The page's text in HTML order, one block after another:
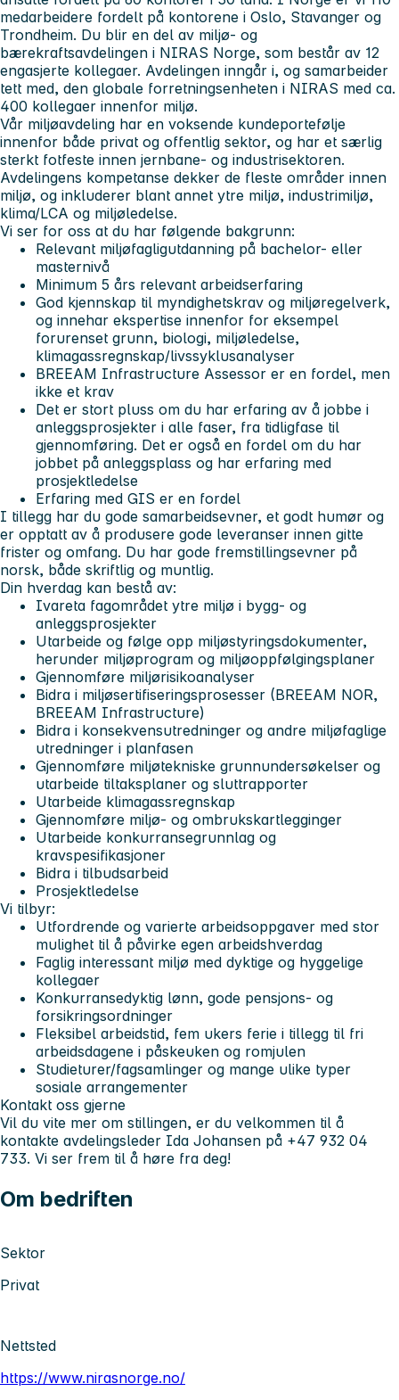
medarbeidere fordelt på kontorene i Oslo, Stavanger og
Trondheim. Du blir en del av miljø- og
bærekraftsavdelingen i NIRAS Norge, som består av 12
engasjerte kollegaer. Avdelingen inngår i, og samarbeider
tett med, den globale forretningsenheten i NIRAS med ca.
400 kollegaer innenfor miljø.
Vår miljøavdeling har en voksende kundeportefølje
innenfor både privat og offentlig sektor, og har et særlig
sterkt fotfeste innen jernbane- og industrisektoren.
Avdelingens kompetanse dekker de fleste områder innen
miljø, og inkluderer blant annet ytre miljø, industrimiljø,
klima/LCA og miljøledelse.
Vi ser for oss at du har følgende bakgrunn:
Relevant miljøfagligutdanning på bachelor- eller
masternivå
Minimum 5 års relevant arbeidserfaring
God kjennskap til myndighetskrav og miljøregelverk,
og innehar ekspertise innenfor for eksempel
forurenset grunn, biologi, miljøledelse,
klimagassregnskap/livssyklusanalyser
BREEAM Infrastructure Assessor er en fordel, men
ikke et krav
Det er stort pluss om du har erfaring av å jobbe i
anleggsprosjekter i alle faser, fra tidligfase til
gjennomføring. Det er også en fordel om du har
jobbet på anleggsplass og har erfaring med
prosjektledelse
Erfaring med GIS er en fordel
I tillegg har du gode samarbeidsevner, et godt humør og
er opptatt av å produsere gode leveranser innen gitte
frister og omfang. Du har gode fremstillingsevner på
norsk, både skriftlig og muntlig.
Din hverdag kan bestå av:
Ivareta fagområdet ytre miljø i bygg- og
anleggsprosjekter
Utarbeide og følge opp miljøstyringsdokumenter,
herunder miljøprogram og miljøoppfølgingsplaner
Gjennomføre miljørisikoanalyser
Bidra i miljøsertifiseringsprosesser (BREEAM NOR,
BREEAM Infrastructure)
Bidra i konsekvensutredninger og andre miljøfaglige
utredninger i planfasen
Gjennomføre miljøtekniske grunnundersøkelser og
utarbeide tiltaksplaner og sluttrapporter
Utarbeide klimagassregnskap
Gjennomføre miljø- og ombrukskartlegginger
Utarbeide konkurransegrunnlag og
kravspesifikasjoner
Bidra i tilbudsarbeid
Prosjektledelse
Vi tilbyr:
Utfordrende og varierte arbeidsoppgaver med stor
mulighet til å påvirke egen arbeidshverdag
Faglig interessant miljø med dyktige og hyggelige
kollegaer
Konkurransedyktig lønn, gode pensjons- og
forsikringsordninger
Fleksibel arbeidstid, fem ukers ferie i tillegg til fri
arbeidsdagene i påskeuken og romjulen
Studieturer/fagsamlinger og mange ulike typer
sosiale arrangementer
Kontakt oss gjerne
Vil du vite mer om stillingen, er du velkommen til å
kontakte avdelingsleder Ida Johansen på +47 932 04
733. Vi ser frem til å høre fra deg!
Om bedriften
Sektor
Privat
Nettsted
https://www.nirasnorge.no/